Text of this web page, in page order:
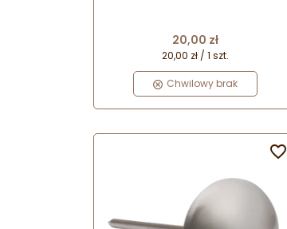
Cena
20,00 zł
20,00 zł / 1 szt.
Chwilowy brak
